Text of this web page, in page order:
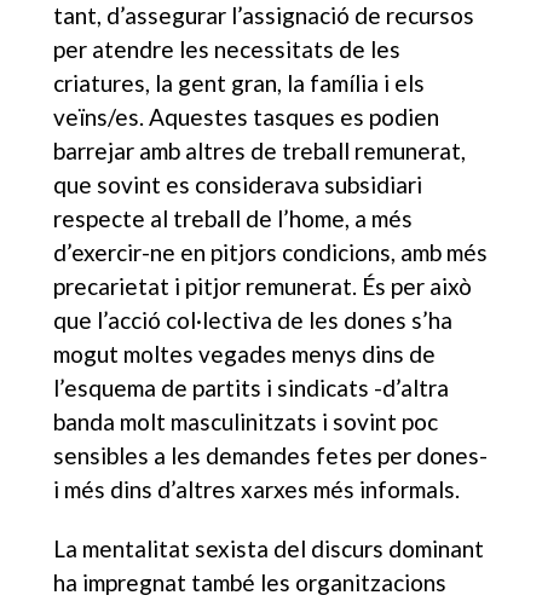
tant, d’assegurar l’assignació de recursos
per atendre les necessitats de les
criatures, la gent gran, la família i els
veïns/es. Aquestes tasques es podien
barrejar amb altres de treball remunerat,
que sovint es considerava subsidiari
respecte al treball de l’home, a més
d’exercir-ne en pitjors condicions, amb més
precarietat i pitjor remunerat. És per això
que l’acció col·lectiva de les dones s’ha
mogut moltes vegades menys dins de
l’esquema de partits i sindicats -d’altra
banda molt masculinitzats i sovint poc
sensibles a les demandes fetes per dones-
i més dins d’altres xarxes més informals.
La mentalitat sexista del discurs dominant
ha impregnat també les organitzacions